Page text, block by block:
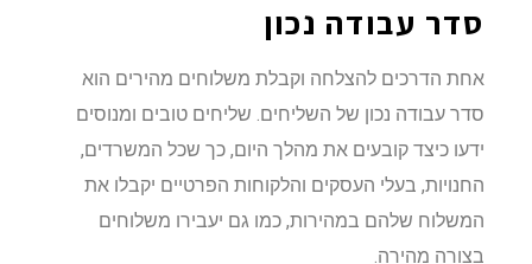
סדר עבודה נכון
אחת הדרכים להצלחה וקבלת משלוחים מהירים הוא
סדר עבודה נכון של השליחים. שליחים טובים ומנוסים
ידעו כיצד קובעים את מהלך היום, כך שכל המשרדים,
החנויות, בעלי העסקים והלקוחות הפרטיים יקבלו את
המשלוח שלהם במהירות, כמו גם יעבירו משלוחים
בצורה מהירה.